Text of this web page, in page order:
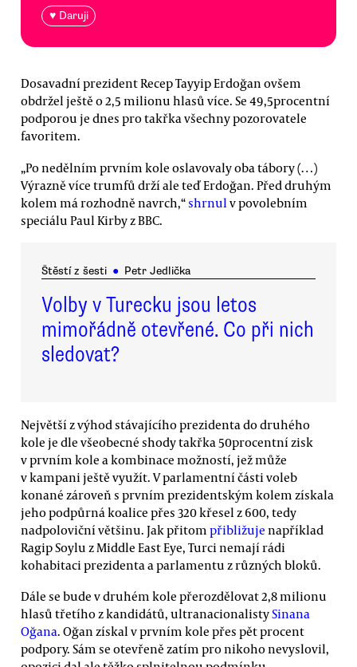
♥ Daruji
Dosavadní prezident Recep Tayyip Erdoğan ovšem
obdržel ještě o 2,5 milionu hlasů více. Se 49,5procentní
podporou je dnes pro takřka všechny pozorovatele
favoritem.
„Po nedělním prvním kole oslavovaly oba tábory (…)
Výrazně více trumfů drží ale teď Erdoğan. Před druhým
kolem má rozhodně navrch,“shrnul v povolebním
speciálu Paul Kirby z BBC.
Štěstí z šesti ● Petr Jedlička
Volby v Turecku jsou letos
mimořádně otevřené. Co při nich
sledovat?
Největší z výhod stávajícího prezidenta do druhého
kole je dle všeobecné shody takřka 50procentní zisk
v prvním kole a kombinace možností, jež může
v kampani ještě využít. V parlamentní části voleb
konané zároveň s prvním prezidentským kolem získala
jeho podpůrná koalice přes 320 křesel z 600, tedy
nadpoloviční většinu. Jak přitom přibližuje například
Ragip Soylu z Middle East Eye, Turci nemají rádi
kohabitaci prezidenta a parlamentu z různých bloků.
Dále se bude v druhém kole přerozdělovat 2,8 milionu
hlasů třetího z kandidátů, ultranacionalistySinana
Oğana. Oğan získal v prvním kole přes pět procent
podpory. Sám se otevřeně zatím pro nikoho nevyslovil,